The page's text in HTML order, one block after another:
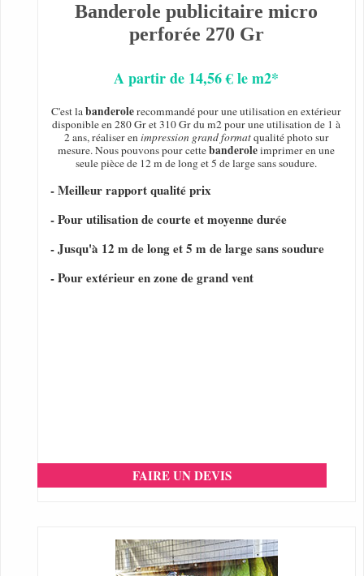
Banderole publicitaire micro
perforée 270 Gr
A partir de 14,56 € le m2*
C'est labanderolerecommandé pour une utilisation en extérieur
disponible en 280 Gr et 310 Gr du m2 pour une utilisation de 1 à
2 ans, réaliser enimpression grand formatqualité photo sur
mesure. Nous pouvons pour cettebanderoleimprimer en une
seule pièce de 12 m de long et 5 de large sans soudure.
- Meilleur rapport qualité prix
- Pour utilisation de courte et moyenne durée
- Jusqu'à 12 m de long et 5 m de large sans soudure
- Pour extérieur en zone de grand vent
FAIRE UN DEVIS